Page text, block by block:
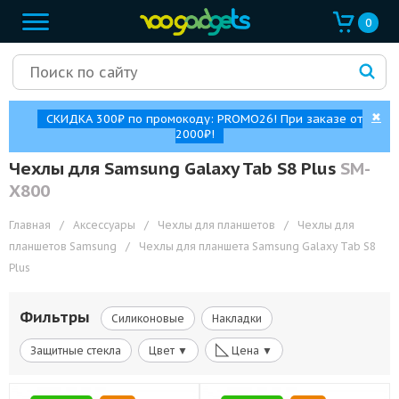
0
СКИДКА 300₽ по промокоду: PROMO26! При заказе от
2000₽!
✖
Чехлы для Samsung Galaxy Tab S8 Plus SM-
X800
Главная / Аксессуары / Чехлы для планшетов /
Чехлы для
планшетов Samsung
/
Чехлы для планшета Samsung Galaxy Tab S8
Plus
Фильтры Силиконовые Накладки
Защитные стекла Цвет ▼ ◺ Цена ▼